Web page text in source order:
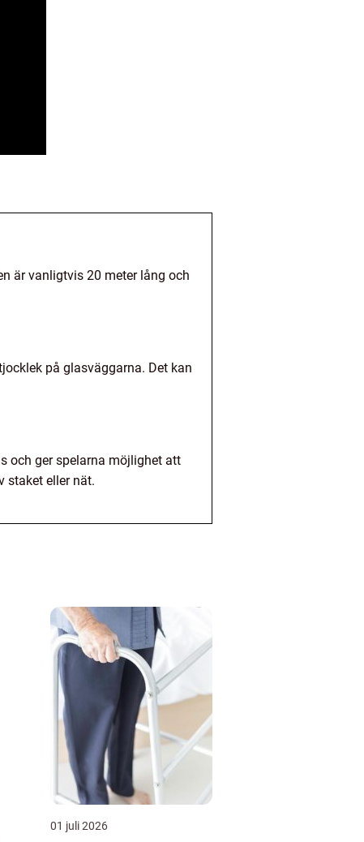
är vanligtvis 20 meter lång och
på glasväggarna. Det kan
och ger spelarna möjlighet att
staket eller nät.
01 juli 2026